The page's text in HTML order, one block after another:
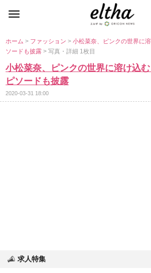
ホーム> ファッション>小松菜奈、ピンクの世界に
ソードも披露> 写真・詳細 1枚目
小松菜奈、ピンクの世界に溶け込
ピソードも披露
2020-03-31 18:00
求人特集